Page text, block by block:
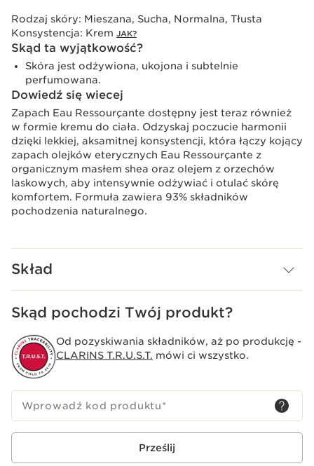
Rodzaj skóry: Mieszana, Sucha, Normalna, Tłusta
Konsystencja: Krem JAK?
Skąd ta wyjątkowość?
Skóra jest odżywiona, ukojona i subtelnie
perfumowana.
Dowiedź się wiecej
Zapach Eau Ressourçante dostępny jest teraz również
w formie kremu do ciała. Odzyskaj poczucie harmonii
dzięki lekkiej, aksamitnej konsystencji, która łączy kojący
zapach olejków eterycznych Eau Ressourçante z
organicznym masłem shea oraz olejem z orzechów
laskowych, aby intensywnie odżywiać i otulać skórę
komfortem. Formuła zawiera 93% składników
pochodzenia naturalnego.
Skład
Skąd pochodzi Twój produkt?
Od pozyskiwania składników, aż po produkcję -
CLARINS T.R.U.S.T. mówi ci wszystko.
Wprowadź kod produktu*
Prześlij